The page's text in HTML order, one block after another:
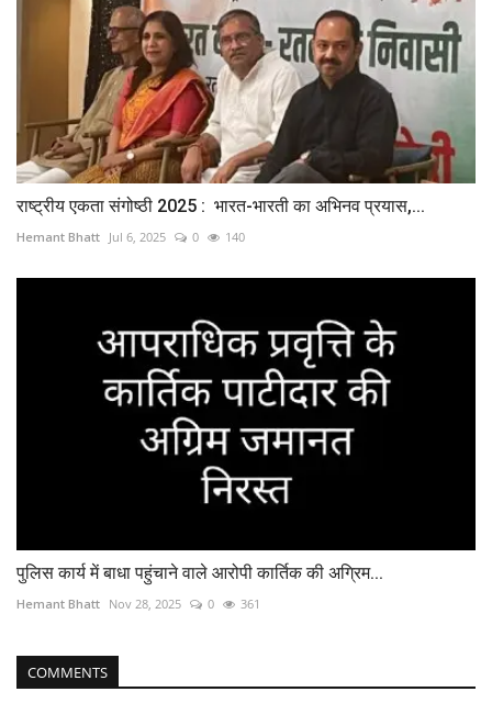
राष्ट्रीय एकता संगोष्ठी 2025 : भारत-भारती का अभिनव प्रयास,...
Hemant Bhatt Jul 6, 2025 0 140
पुलिस कार्य में बाधा पहुंचाने वाले आरोपी कार्तिक की अग्रिम...
Hemant Bhatt Nov 28, 2025 0 361
COMMENTS